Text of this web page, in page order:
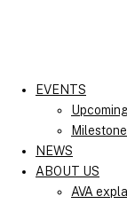
EVENTS
NEWS
ABOUT US
AVA